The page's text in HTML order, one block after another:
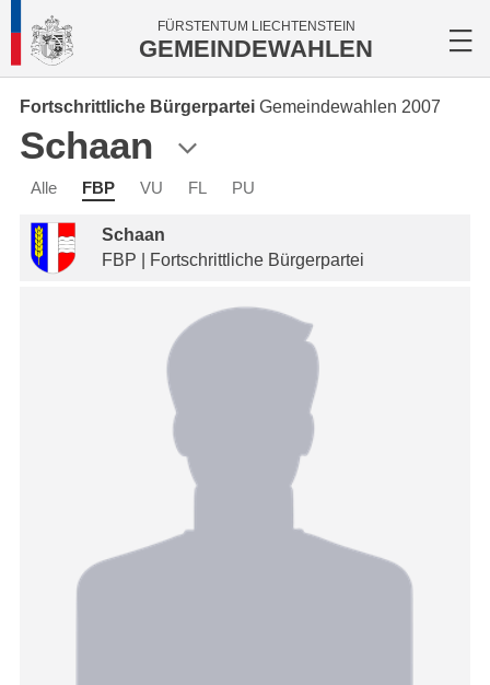
FÜRSTENTUM LIECHTENSTEIN
GEMEINDEWAHLEN
Fortschrittliche Bürgerpartei Gemeindewahlen 2007
Schaan
Alle FBP VU FL PU
Schaan
FBP | Fortschrittliche Bürgerpartei